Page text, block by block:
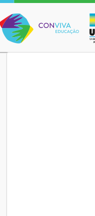
Conviva Educação